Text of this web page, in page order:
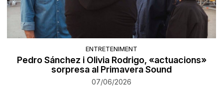
ENTRETENIMENT
Pedro Sánchez i Olivia Rodrigo, «actuacions»
sorpresa al Primavera Sound
07/06/2026